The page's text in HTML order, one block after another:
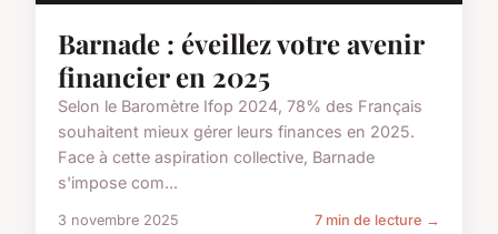
Barnade : éveillez votre avenir
financier en 2025
Selon le Baromètre Ifop 2024, 78% des Français
souhaitent mieux gérer leurs finances en 2025.
Face à cette aspiration collective, Barnade
s'impose com...
3 novembre 2025 7 min de lecture →